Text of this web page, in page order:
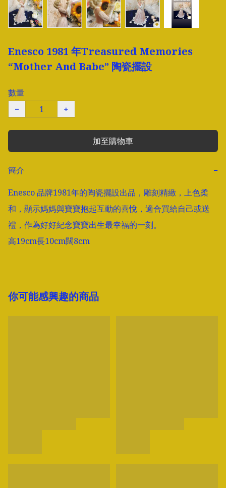
Enesco 1981 年Treasured Memories
“Mother And Babe” 陶瓷擺設
數量
−
+
加至購物車
簡介
−
Enesco 品牌1981年的陶瓷擺設出品，雕刻精緻，上色柔
和，顯示媽媽與寶寶抱起互動的喜悅，適合買給自己或送
禮，作為好好紀念寶寶出生最幸福的一刻。
高19cm長10cm闊8cm
你可能感興趣的商品